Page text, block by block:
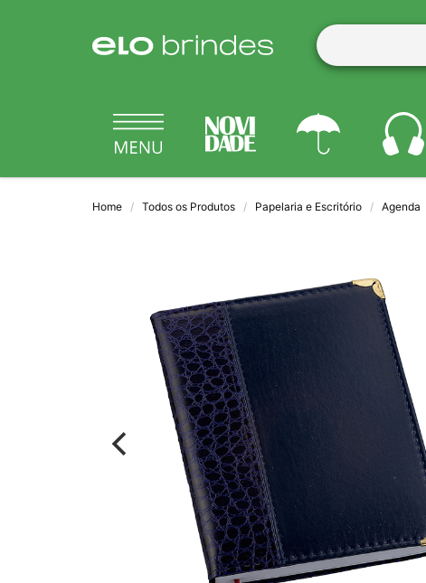
Home Todos os Produtos Papelaria e Escritório Agenda